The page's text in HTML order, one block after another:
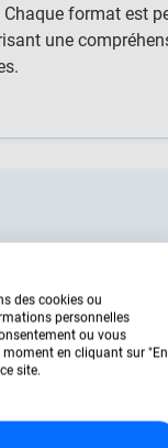
format est
une
des cookies ou
personnelles
ou vous
en cliquant sur "En
site.